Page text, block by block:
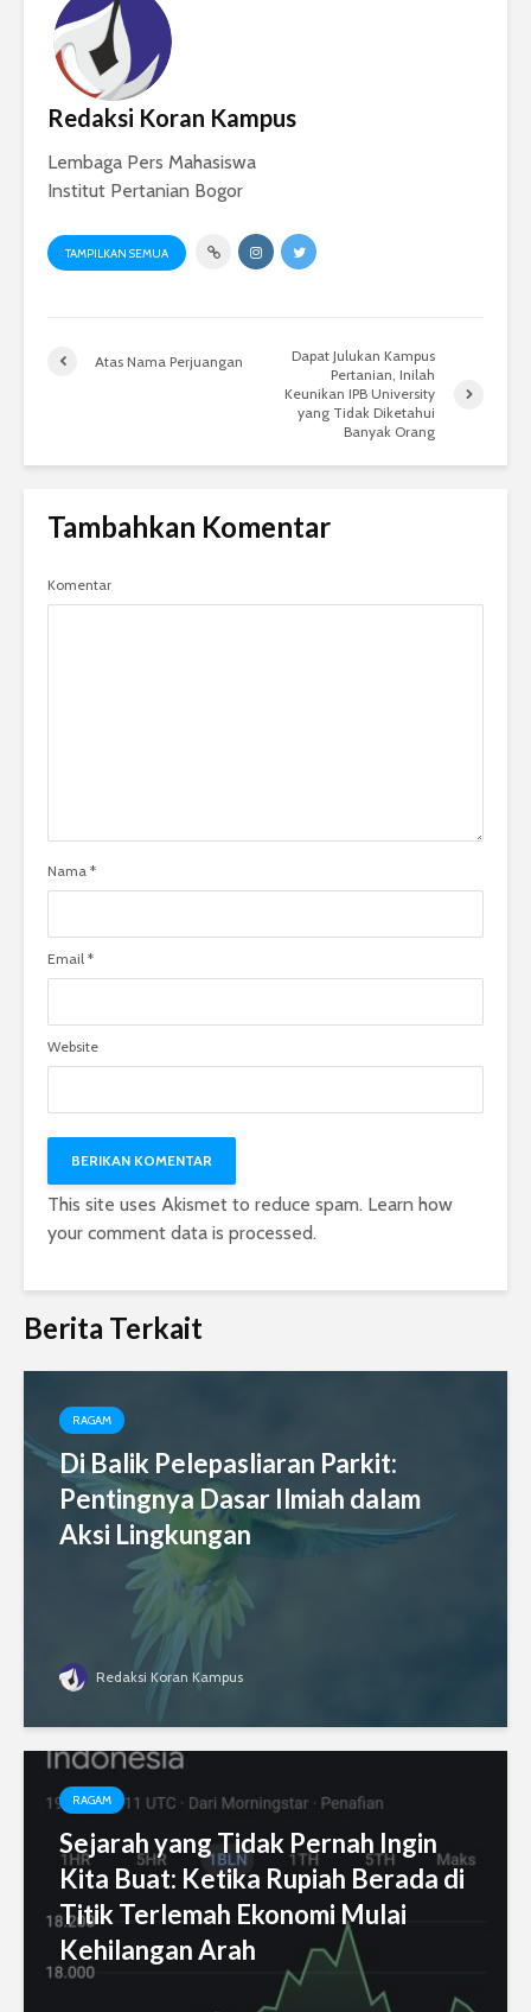
Redaksi Koran Kampus
Lembaga Pers Mahasiswa
Institut Pertanian Bogor
TAMPILKAN SEMUA
Atas Nama Perjuangan
Dapat Julukan Kampus
Pertanian, Inilah
Keunikan IPB University
yang Tidak Diketahui
Banyak Orang
Tambahkan Komentar
Komentar
Nama *
Email *
Website
This site uses Akismet to reduce spam. Learn how
your comment data is processed.
Berita Terkait
RAGAM
Di Balik Pelepasliaran Parkit:
Pentingnya Dasar Ilmiah dalam
Aksi Lingkungan
Redaksi Koran Kampus
RAGAM
Sejarah yang Tidak Pernah Ingin
Kita Buat: Ketika Rupiah Berada di
Titik Terlemah Ekonomi Mulai
Kehilangan Arah